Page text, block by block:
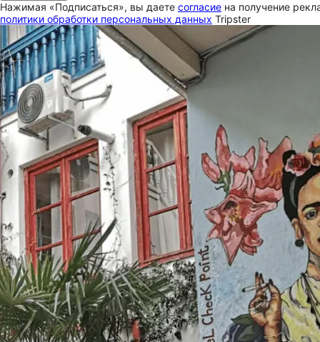
Нажимая «Подписаться», вы даете согласие на получение
политики обработки персональных данных Tripster